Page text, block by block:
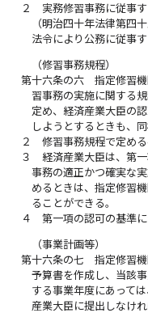
２
実務修習事務に従事
（明治四十年法律第四
法令により公務に従事す
（修習事務規程）
第十六条の六
指定修習
習事務の実施に関する
定め、経済産業大臣の
しようとするときも、同
２
修習事務規程で定め
３
経済産業大臣は、第
事務の適正かつ確実な
めるときは、指定修習
ることができる。
４
第一項の認可の基準
（事業計画等）
第十六条の七
指定修習
予算書を作成し、当該
する事業年度にあって
産業大臣に提出しなけ